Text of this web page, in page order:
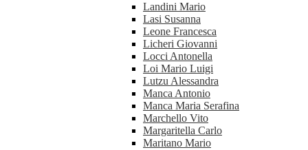
Landini Mario
Lasi Susanna
Leone Francesca
Licheri Giovanni
Locci Antonella
Loi Mario Luigi
Lutzu Alessandra
Manca Antonio
Manca Maria Serafina
Marchello Vito
Margaritella Carlo
Maritano Mario